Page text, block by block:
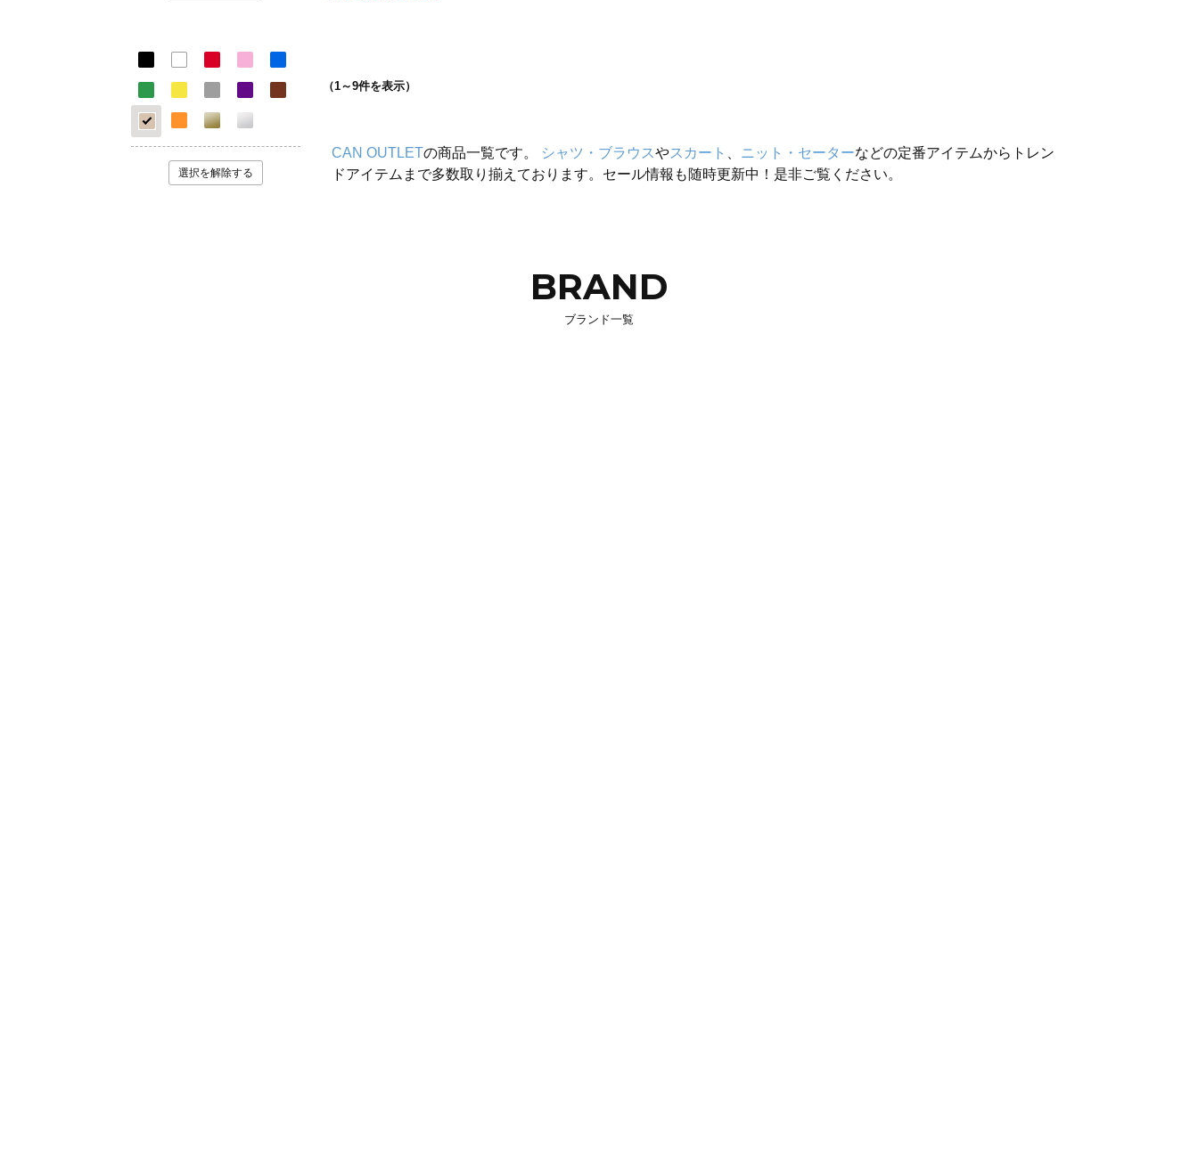
選択を解除する
（1～9件を表示）
CAN OUTLETの商品一覧です。 シャツ・ブラウスやスカート ニット・セーターなどの定番アイテムからトレン
ドアイテムまで多数取り揃えております。セール情報も随時更新中！是非ご覧ください。
BRAND
ブランド一覧